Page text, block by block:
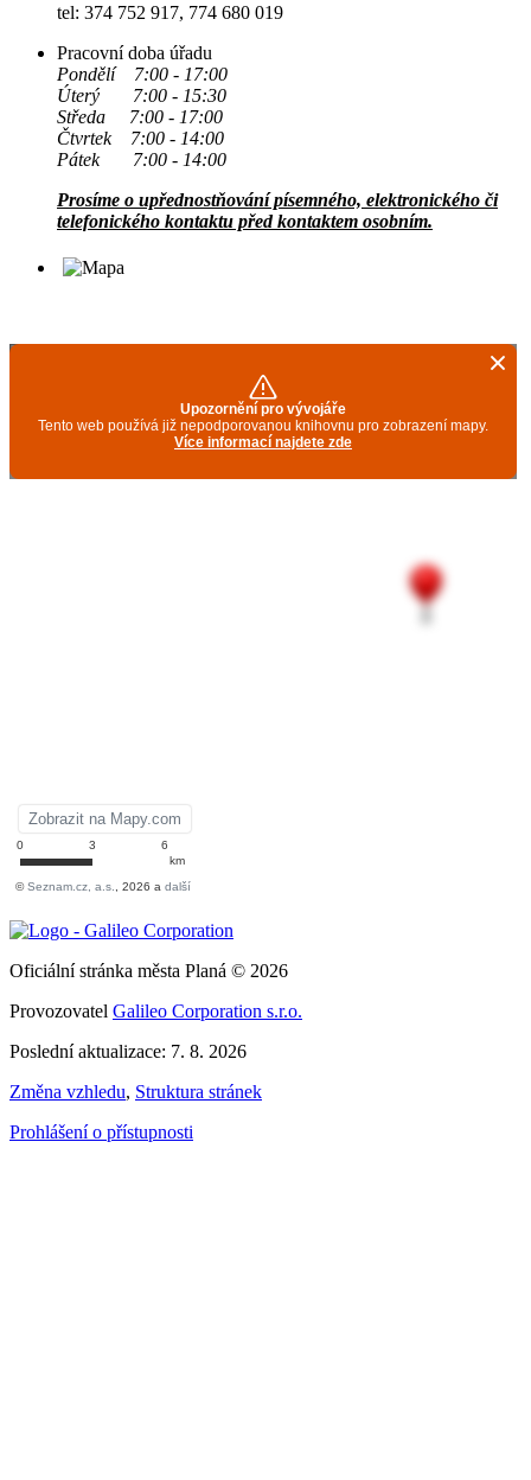
tel: 374 752 917, 774 680 019
Pracovní doba úřadu
Pondělí 7:00 - 17:00
Úterý 7:00 - 15:30
Středa 7:00 - 17:00
Čtvrtek 7:00 - 14:00
Pátek 7:00 - 14:00
Prosíme o upřednostňování písemného, elektronického či
telefonického kontaktu před kontaktem osobním.
Oficiální stránka města Planá © 2026
Provozovatel Galileo Corporation s.r.o.
Poslední aktualizace: 7. 8. 2026
Změna vzhledu, Struktura stránek
Prohlášení o přístupnosti